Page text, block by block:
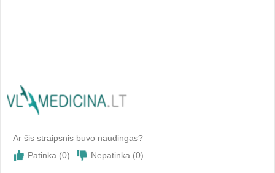
Ar šis straipsnis buvo naudingas?
Patinka (0) Nepatinka (0)